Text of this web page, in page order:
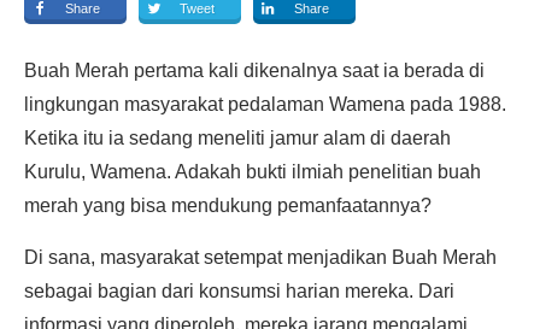
Share Tweet Share
Buah Merah pertama kali dikenalnya saat ia berada di
lingkungan masyarakat pedalaman Wamena pada 1988.
Ketika itu ia sedang meneliti jamur alam di daerah
Kurulu, Wamena. Adakah bukti ilmiah penelitian buah
merah yang bisa mendukung pemanfaatannya?
Di sana, masyarakat setempat menjadikan Buah Merah
sebagai bagian dari konsumsi harian mereka. Dari
informasi yang diperoleh, mereka jarang mengalami